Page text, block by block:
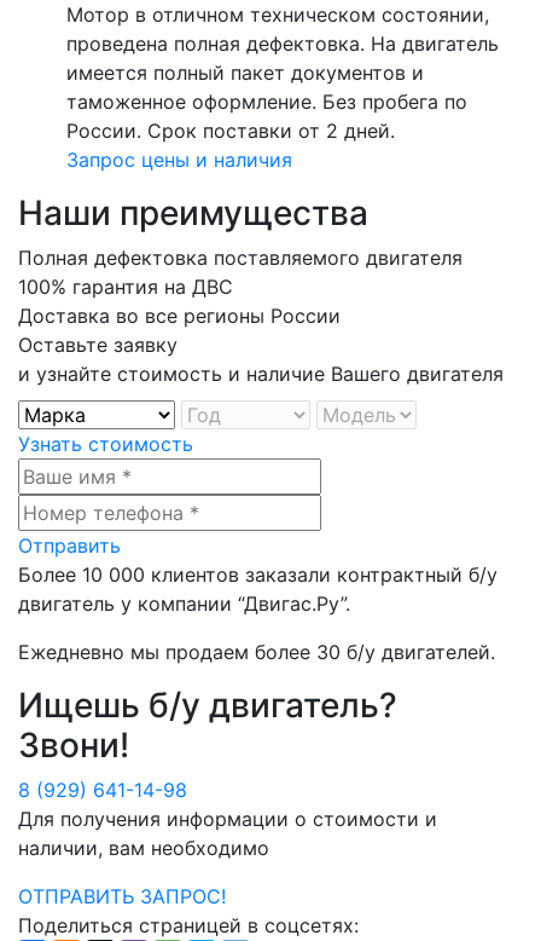
Мотор в отличном техническом состоянии,
проведена полная дефектовка. На двигатель
имеется полный пакет документов и
таможенное оформление. Без пробега по
России. Срок поставки от 2 дней.
Запрос цены и наличия
Наши преимущества
Полная дефектовка поставляемого двигателя
100% гарантия на ДВС
Доставка во все регионы России
Оставьте заявку
и узнайте стоимость и наличие Вашего двигателя
Узнать стоимость
Отправить
Более 10 000 клиентов заказали контрактный б/у
двигатель у компании “Двигас.Ру”.
Ежедневно мы продаем более 30 б/у двигателей.
Ищешь б/у двигатель?
Звони!
8 (929) 641-14-98
Для получения информации о стоимости и
наличии, вам необходимо
ОТПРАВИТЬ ЗАПРОС!
Поделиться страницей в соцсетях: